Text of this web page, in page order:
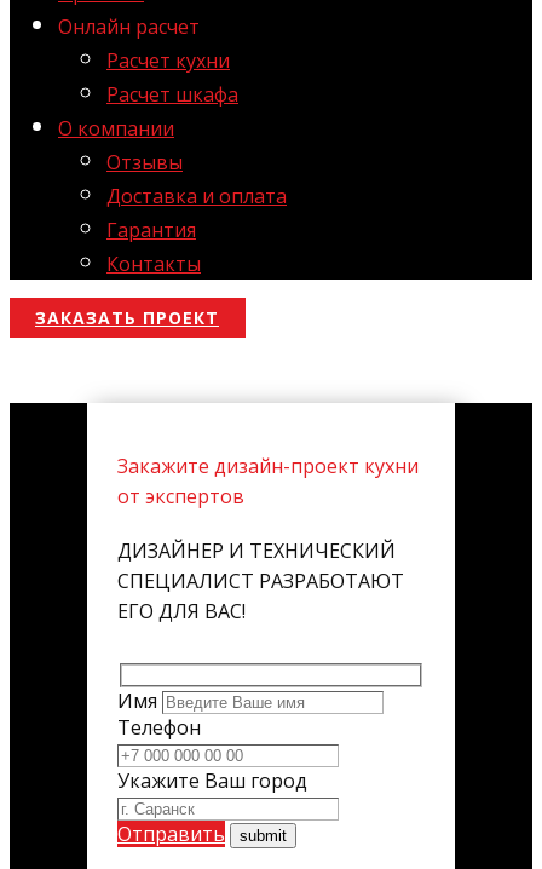
Онлайн расчет
Расчет кухни
Расчет шкафа
О компании
Отзывы
Доставка и оплата
Гарантия
Контакты
ЗАКАЗАТЬ ПРОЕКТ
Закажите дизайн-проект кухни
от экспертов
ДИЗАЙНЕР И ТЕХНИЧЕСКИЙ
СПЕЦИАЛИСТ РАЗРАБОТАЮТ
ЕГО ДЛЯ ВАС!
Имя
Телефон
Укажите Ваш город
Отправить